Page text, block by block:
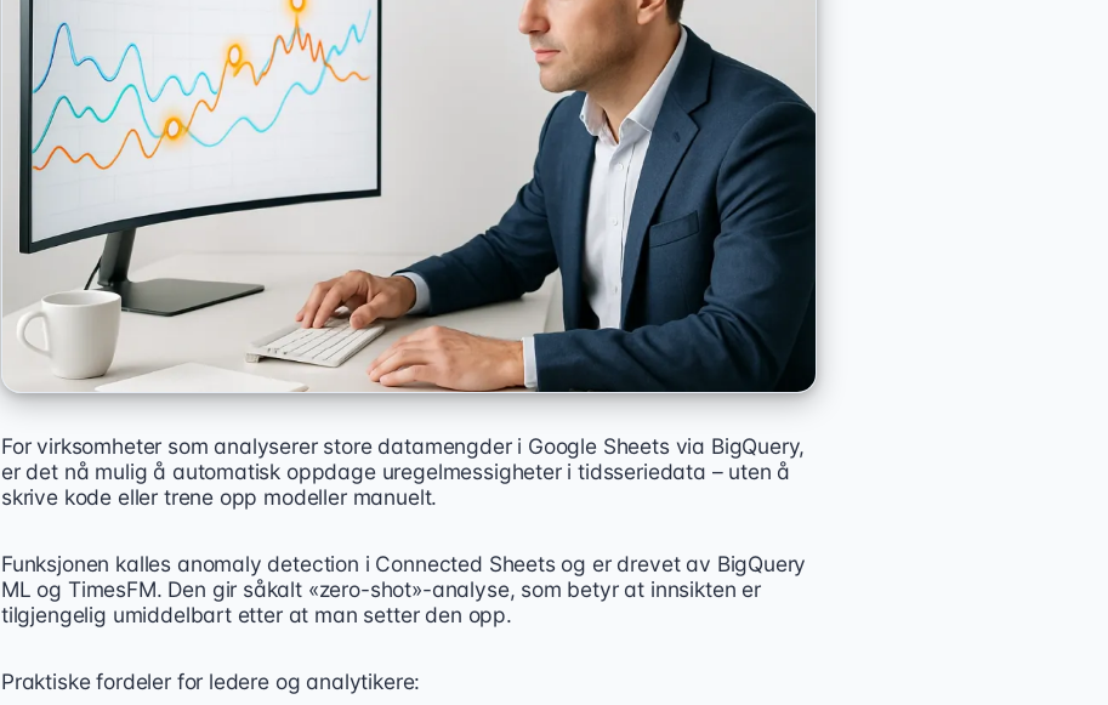
For virksomheter som analyserer store datamengder i Google Sheets via BigQuery,
er det nå mulig å automatisk oppdage uregelmessigheter i tidsseriedata – uten å
skrive kode eller trene opp modeller manuelt.
Funksjonen kalles anomaly detection i Connected Sheets og er drevet av BigQuery
ML og TimesFM. Den gir såkalt «zero-shot»-analyse, som betyr at innsikten er
tilgjengelig umiddelbart etter at man setter den opp.
Praktiske fordeler for ledere og analytikere: